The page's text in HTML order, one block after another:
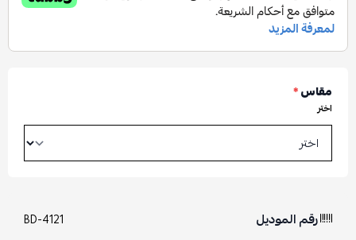
مقاس*
اختر
رقم الموديل BD-4121